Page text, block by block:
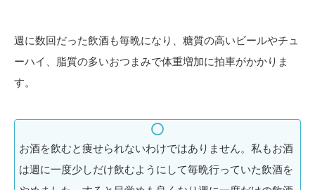
週に数回だった飲酒も毎晩になり、糖質の高いビールやチュ
ーハイ、脂質の多いおつまみで体重増加に拍車がかかりま
す。
お酒を飲むと痩せられないわけではありません。私もお酒
は週に一度少しだけ飲むようにして毎晩行っていた飲酒を